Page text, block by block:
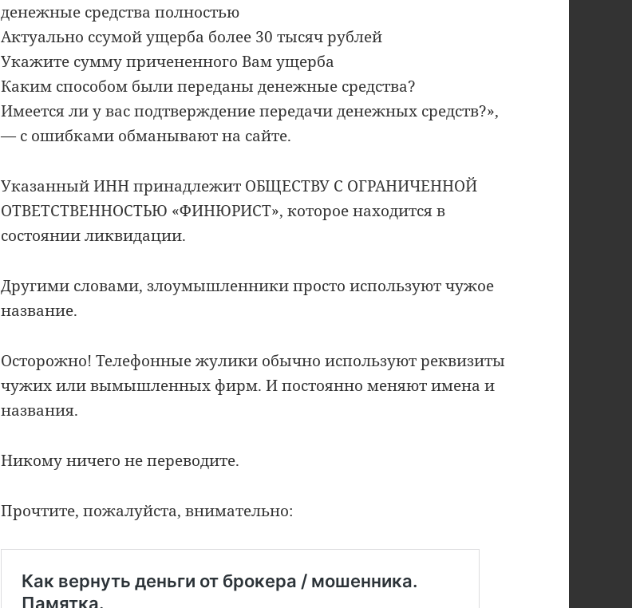
денежные средства полностью
Актуально ссумой ущерба более 30 тысяч рублей
Укажите сумму причененного Вам ущерба
Каким способом были переданы денежные средства?
Имеется ли у вас подтверждение передачи денежных средств?»,
— с ошибками обманывают на сайте.
Указанный ИНН принадлежит ОБЩЕСТВУ С ОГРАНИЧЕННОЙ
ОТВЕТСТВЕННОСТЬЮ «ФИНЮРИСТ», которое находится в
состоянии ликвидации.
Другими словами, злоумышленники просто используют чужое
название.
Осторожно! Телефонные жулики обычно используют реквизиты
чужих или вымышленных фирм. И постоянно меняют имена и
названия.
Никому ничего не переводите.
Прочтите, пожалуйста, внимательно: